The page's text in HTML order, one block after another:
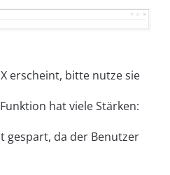
erscheint, bitte nutze sie
hat viele Stärken:
gespart, da der Benutzer